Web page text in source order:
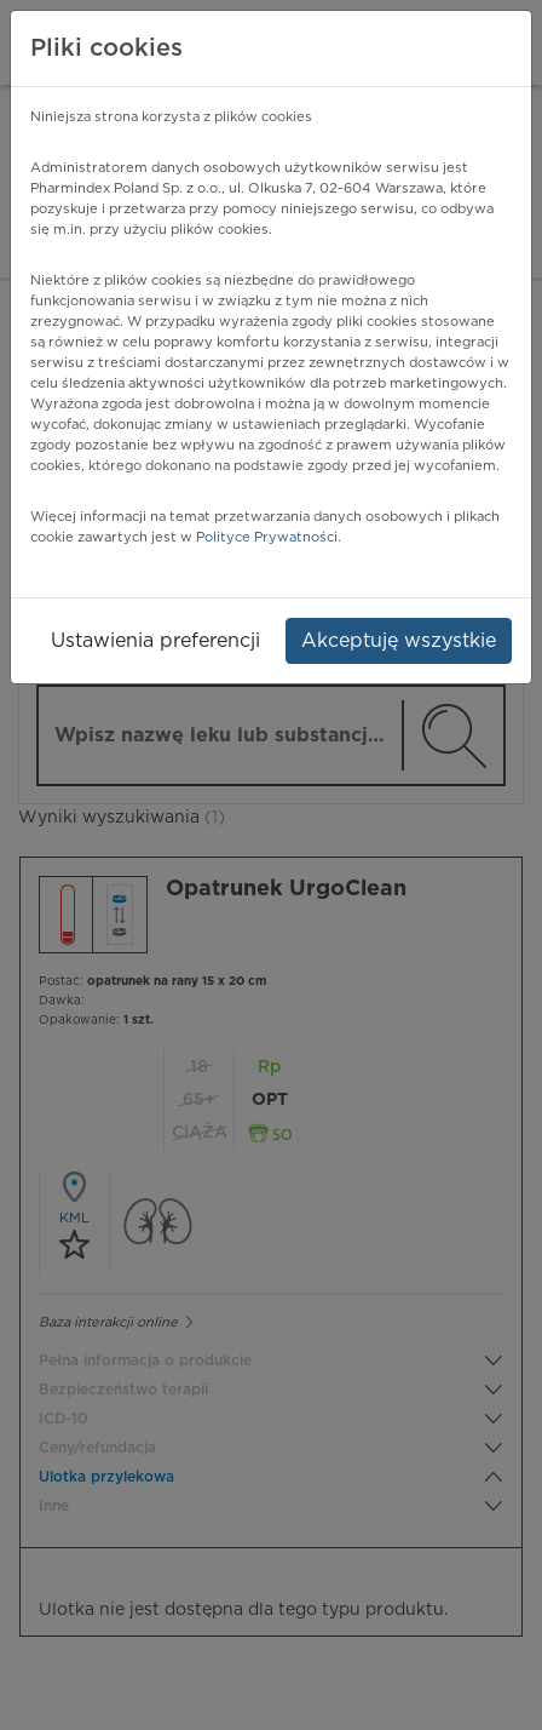
Pharmindex - lider
ZALOGUJ SIĘ
POKAŻ FILTRY
Pharmindex
Wyniki wyszukiwania (1)
Opatrunek UrgoClean
Postać: opatrunek na rany 15 x 20 cm
Dawka:
Opakowanie: 1 szt.
18
65+
CIĄŻA
Rp
OPT
KML
Baza interakcji online
Pełna informacja o produkcie
Bezpieczeństwo terapii
ICD-10
Ceny/refundacja
Ulotka przylekowa
Inne
Ulotka nie jest dostępna dla tego typu produktu.
Pliki cookies
Niniejsza strona korzysta z plików cookies
Administratorem danych osobowych użytkowników serwisu jest
Pharmindex Poland Sp. z o.o., ul. Olkuska 7, 02-604 Warszawa, które
pozyskuje i przetwarza przy pomocy niniejszego serwisu, co odbywa
się m.in. przy użyciu plików cookies.
Niektóre z plików cookies są niezbędne do prawidłowego
funkcjonowania serwisu i w związku z tym nie można z nich
zrezygnować. W przypadku wyrażenia zgody pliki cookies stosowane
są również w celu poprawy komfortu korzystania z serwisu, integracji
serwisu z treściami dostarczanymi przez zewnętrznych dostawców i w
celu śledzenia aktywności użytkowników dla potrzeb marketingowych.
Wyrażona zgoda jest dobrowolna i można ją w dowolnym momencie
wycofać, dokonując zmiany w ustawieniach przeglądarki. Wycofanie
zgody pozostanie bez wpływu na zgodność z prawem używania plików
cookies, którego dokonano na podstawie zgody przed jej wycofaniem.
Więcej informacji na temat przetwarzania danych osobowych i plikach
cookie zawartych jest w Polityce Prywatności.
Ustawienia preferencji Akceptuję wszystkie
ZA DARMO - w Google Play INSTALUJ